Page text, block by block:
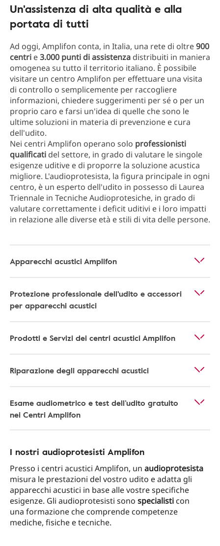
Un'assistenza di alta qualità e alla
portata di tutti
Ad oggi, Amplifon conta, in Italia, una rete di oltre900
centri e3.000 punti di assistenza distribuiti in maniera
omogenea su tutto il territorio italiano. È possibile
visitare un centro Amplifon per effettuare una visita
di controllo o semplicemente per raccogliere
informazioni, chiedere suggerimenti per sé o per un
proprio caro e farsi un'idea di quelle che sono le
ultime soluzioni in materia di prevenzione e cura
dell'udito.
Nei centri Amplifon operano solo professionisti
qualificati del settore, in grado di valutare le singole
esigenze uditive e di proporre la soluzione acustica
migliore. L'audioprotesista, la figura principale in ogni
centro, è un esperto dell'udito in possesso di Laurea
Triennale in Tecniche Audioprotesiche, in grado di
valutare correttamente i deficit uditivi e i loro impatti
in relazione alle diverse età e stili di vita delle persone.
Apparecchi acustici Amplifon
Protezione professionale dell'udito e accessori
per apparecchi acustici
Prodotti e Servizi dei centri acustici Amplifon
Riparazione degli apparecchi acustici
Esame audiometrico e test dell’udito gratuito
nei Centri Amplifon
I nostri audioprotesisti Amplifon
Presso i centri acustici Amplifon, un audioprotesista
misura le prestazioni del vostro udito e adatta gli
apparecchi acustici in base alle vostre specifiche
esigenze. Gli audioprotesisti sono specialisti con
una formazione che comprende competenze
mediche, fisiche e tecniche.